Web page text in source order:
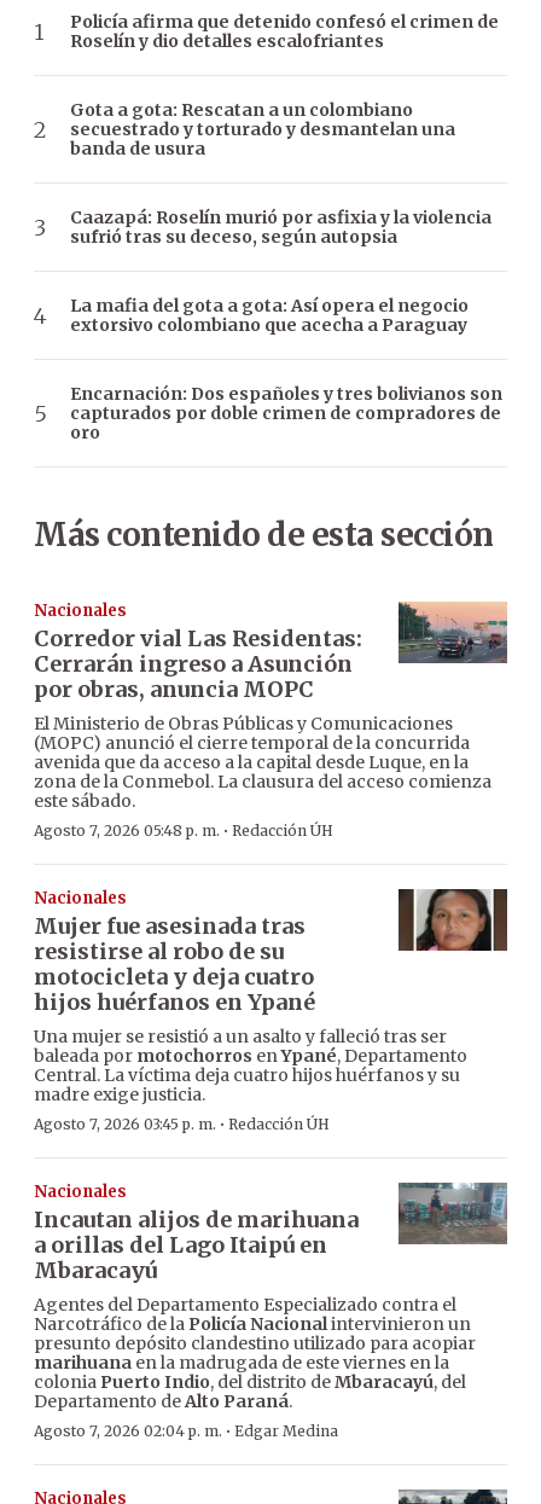
Policía afirma que detenido confesó el crimen de
Roselín y dio detalles escalofriantes
Gota a gota: Rescatan a un colombiano
secuestrado y torturado y desmantelan una
banda de usura
Caazapá: Roselín murió por asfixia y la violencia
sufrió tras su deceso, según autopsia
La mafia del gota a gota: Así opera el negocio
extorsivo colombiano que acecha a Paraguay
Encarnación: Dos españoles y tres bolivianos son
capturados por doble crimen de compradores de
oro
Más contenido de esta sección
Nacionales
Corredor vial Las Residentas:
Cerrarán ingreso a Asunción
por obras, anuncia MOPC
El Ministerio de Obras Públicas y Comunicaciones
(MOPC) anunció el cierre temporal de la concurrida
avenida que da acceso a la capital desde Luque, en la
zona de la Conmebol. La clausura del acceso comienza
este sábado.
Agosto 7, 2026 05:48 p. m. · Redacción ÚH
Nacionales
Mujer fue asesinada tras
resistirse al robo de su
motocicleta y deja cuatro
hijos huérfanos en Ypané
Una mujer se resistió a un asalto y falleció tras ser
baleada por motochorros enYpané, Departamento
Central. La víctima deja cuatro hijos huérfanos y su
madre exige justicia.
Agosto 7, 2026 03:45 p. m. · Redacción ÚH
Nacionales
Incautan alijos de marihuana
a orillas del Lago Itaipú en
Mbaracayú
Agentes del Departamento Especializado contra el
Narcotráfico de la Policía Nacionalintervinieron un
presunto depósito clandestino utilizado para acopiar
marihuana en la madrugada de este viernes en la
colonia Puerto Indio, del distrito deMbaracayú, del
Departamento deAlto Paraná.
Agosto 7, 2026 02:04 p. m. · Edgar Medina
Nacionales